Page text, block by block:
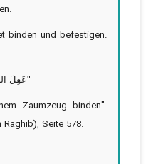
binden und befestigen.
"عَقِلَ البعیر بالعِقَال"
Zaumzeug binden".
Seite 578.